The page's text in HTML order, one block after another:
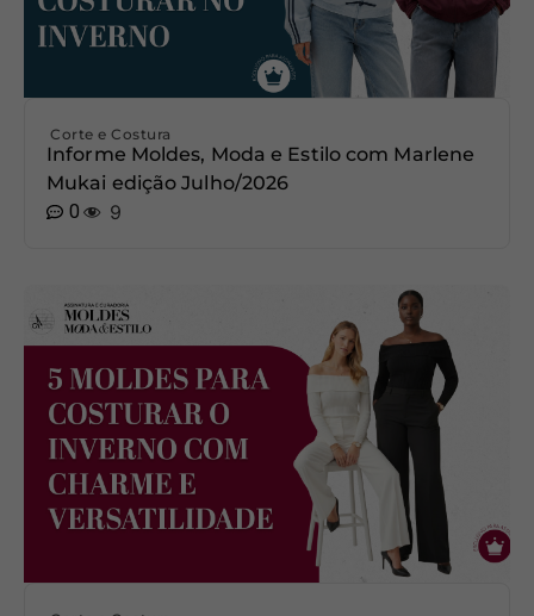
Corte e Costura
Informe Moldes, Moda e Estilo com Marlene
Mukai edição Julho/2026
0
9